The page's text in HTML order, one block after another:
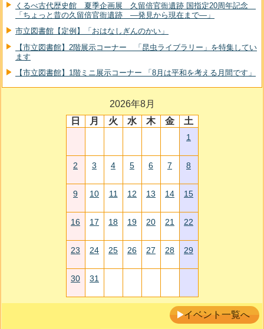
くるべ古代歴史館 夏季企画展 久留倍官衙遺跡 国指定20周年記念
「ちょっと昔の久留倍官衙遺跡 ―発見から現在まで―」
市立図書館【定例】「おはなしぎんのかい」
【市立図書館】2階展示コーナー 「昆虫ライブラリー」を特集してい
ます
【市立図書館】1階ミニ展示コーナー 「8月は平和を考える月間です」
2026年8月
日
月 火 水 木 金 土
1
2 3 4 5 6 7 8
9 10 11 12 13 14 15
16 17 18 19 20 21 22
23 24 25 26 27 28 29
30 31
イベント一覧へ